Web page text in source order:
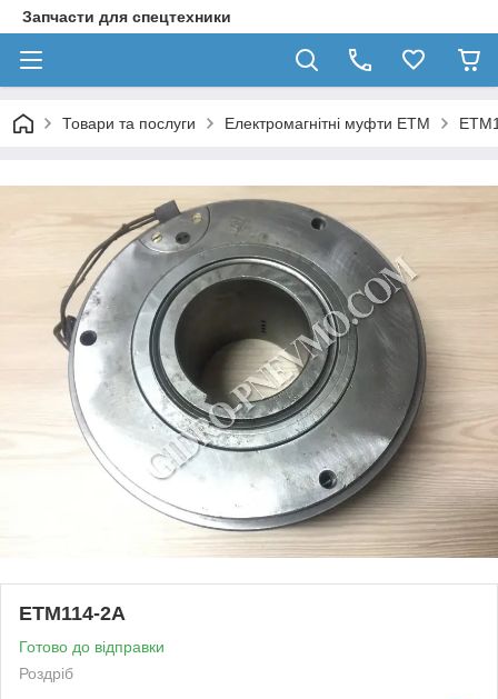
Запчасти для спецтехники
Товари та послуги Електромагнітні муфти ЕТМ
ЕТМ114-2А
Готово до відправки
Роздріб